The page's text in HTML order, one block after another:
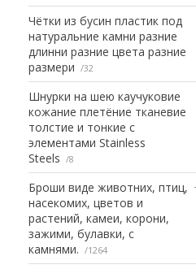
Чётки из бусин пластик под
натуральние камни разние
длинни разние цвета разние
размери
32
Шнурки на шею каучуковие
кожание плетёние тканевие
толстие и тонкие с
элементами Stainless
Steels
8
Броши виде животних, птиц,
насекомих, цветов и
растений, камеи, корони,
зажими, булавки, с
камнями.
1264